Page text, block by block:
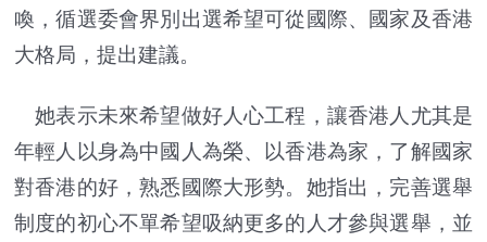
喚，循選委會界別出選希望可從國際、國家及香港
大格局，提出建議。
她表示未來希望做好人心工程，讓香港人尤其是
年輕人以身為中國人為榮、以香港為家，了解國家
對香港的好，熟悉國際大形勢。她指出，完善選舉
制度的初心不單希望吸納更多的人才參與選舉，並